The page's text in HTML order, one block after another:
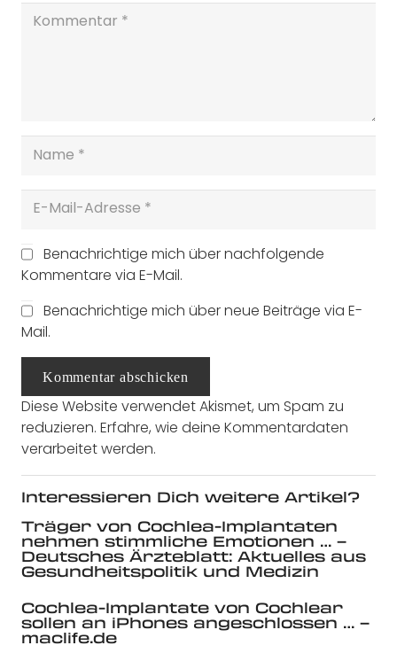
Benachrichtige mich über nachfolgende
Kommentare via E-Mail.
Benachrichtige mich über neue Beiträge via E-
Mail.
Kommentar abschicken
Diese Website verwendet Akismet, um Spam zu
reduzieren. Erfahre, wie deine Kommentardaten
verarbeitet werden.
Interessieren Dich weitere Artikel?
Träger von Cochlea-Implantaten
nehmen stimmliche Emotionen … –
Deutsches Ärzteblatt: Aktuelles aus
Gesundheitspolitik und Medizin
Cochlea-Implantate von Cochlear
sollen an iPhones angeschlossen … –
maclife.de